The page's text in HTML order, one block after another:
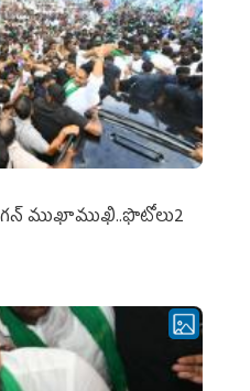
ముఖాముఖి..ఫొటోలు2